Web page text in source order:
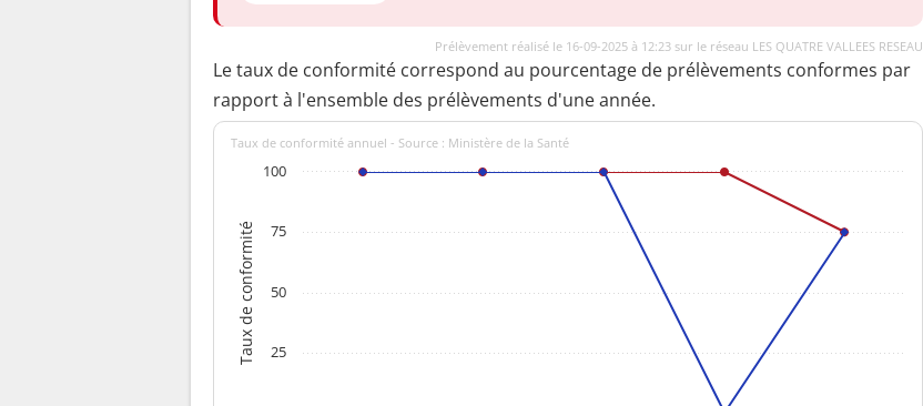
Prélèvement réalisé le 16-09-2025 à 12:23 sur le réseau LES QUATRE VALLEES RESEAU
Le taux de conformité correspond au pourcentage de prélèvements conformes par
rapport à l'ensemble des prélèvements d'une année.
Taux de conformité
Taux de conformité annuel - Source : Ministère de la Santé
25
50
75
100